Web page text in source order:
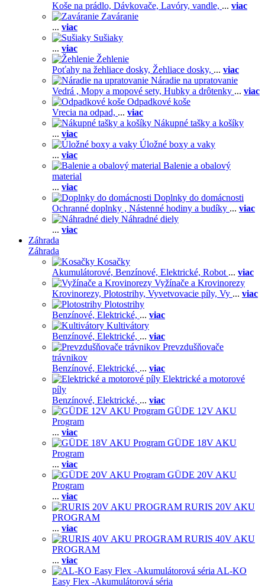
Koše na prádlo, Dávkovače, Lavóry, vandle, ... viac
Zaváranie
... viac
Sušiaky
... viac
Žehlenie
Poťahy na žehliace dosky, Žehliace dosky, ... viac
Náradie na upratovanie
Vedrá , Mopy a mopové sety, Hubky a drôtenky ... viac
Odpadkové koše
Vrecia na odpad, ... viac
Nákupné tašky a košíky
... viac
Úložné boxy a vaky
... viac
Balenie a obalový
material
... viac
Doplnky do domácnosti
Ochranné doplnky , Nástenné hodiny a budíky ... viac
Náhradné diely
... viac
Záhrada
Záhrada
Kosačky
Akumulátorové, Benzínové, Elektrické, Robot ... viac
Vyžínače a Krovinorezy
Krovinorezy, Plotostrihy, Vyvetvovacie píly, Vy ... viac
Plotostrihy
Benzínové, Elektrické, ... viac
Kultivátory
Benzínové, Elektrické, ... viac
Prevzdušňovače
trávnikov
Benzínové, Elektrické, ... viac
Elektrické a motorové
píly
Benzínové, Elektrické, ... viac
GÜDE 12V AKU
Program
... viac
GÜDE 18V AKU
Program
... viac
GÜDE 20V AKU
Program
... viac
RURIS 20V AKU
PROGRAM
... viac
RURIS 40V AKU
PROGRAM
... viac
AL-KO
Easy Flex -Akumulátorová séria